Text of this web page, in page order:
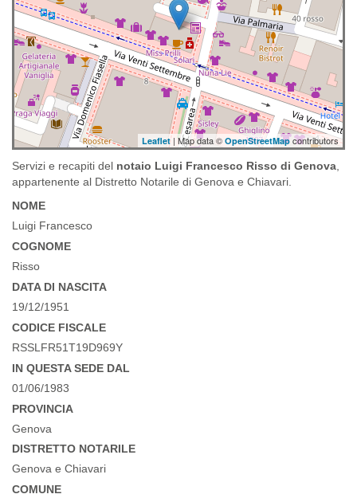
Leaflet| Map data © OpenStreetMapcontributors
Servizi e recapiti del notaio Luigi Francesco Risso di Genova
appartenente al Distretto Notarile di Genova e Chiavari.
NOME
Luigi Francesco
COGNOME
Risso
DATA DI NASCITA
19/12/1951
CODICE FISCALE
RSSLFR51T19D969Y
IN QUESTA SEDE DAL
01/06/1983
PROVINCIA
Genova
DISTRETTO NOTARILE
Genova e Chiavari
COMUNE